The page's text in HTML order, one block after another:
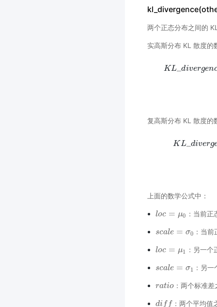
两个正态分布之间的
实高斯分布 KL 散度的
KL _divergen
复高斯分布 KL 散度的
KL_ diverg
上面的数学公式中：
loc = μ0
loc= μ0 ：当前
scale = σ0
scale= σ0 ：当
loc = μ1
loc= μ1 ：另一
scale = σ1
scale= σ1 ：另
ratio
ratio ：两个标准差
diff
diff ：两个平均值